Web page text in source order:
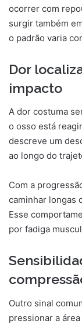
ocorrer com
surgir também
o padrão varia
Dor
impacto
A dor costuma
o osso está
descreve um
ao longo do
Com a
caminhar longas
Esse
por fadiga
Outro sinal
pressionar a